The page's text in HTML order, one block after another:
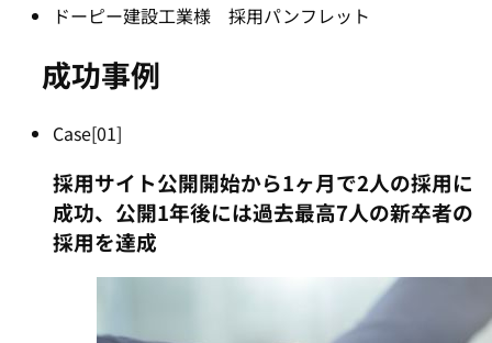
ドーピー建設工業様 採用パンフレット
成功事例
Case[01]
採用サイト公開開始から1ヶ月で2人の採用に
成功、 公開1年後には過去最高7人の新卒者の
採用を達成